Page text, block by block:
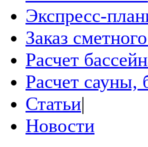
Экспресс-
Заказ
Расчет
Расчет сауны,
Статьи|
Новости